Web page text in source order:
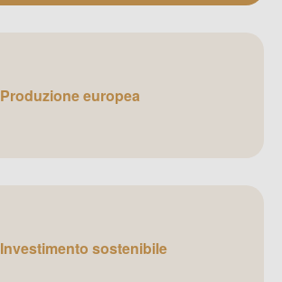
Produzione europea
Investimento sostenibile